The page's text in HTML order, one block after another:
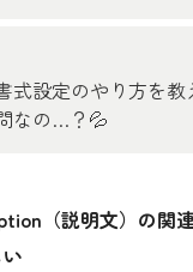
式設定のやり方を
なの…？💦
（説明文）の関